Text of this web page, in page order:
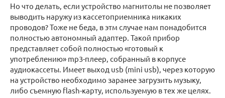
Но что делать, если устройство магнитолы не позволяет
выводить наружу из кассетоприемника никаких
проводов? Тоже не беда, в этм случае нам понадобится
полностью автономный адаптер. Такой прибор
представляет собой полностью «готовый к
употреблению» mp3-плеер, собранный в корпусе
аудиокассеты. Имеет выход usb (mini usb), через которую
на устройство необходимо заранее загрузить музыку,
либо съемную flash-карту, используемую в тех же целях.